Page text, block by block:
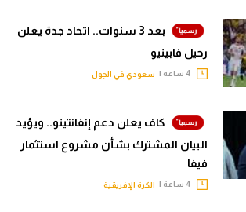
بعد 3 سنوات.. اتحاد جدة يعلن
رحيل فابينيو
سعودي في الجول
كاف يعلن دعم إنفانتينو.. ويؤيد
البيان المشترك بشأن مشروع استثمار
فيفا
الكرة الإفريقية